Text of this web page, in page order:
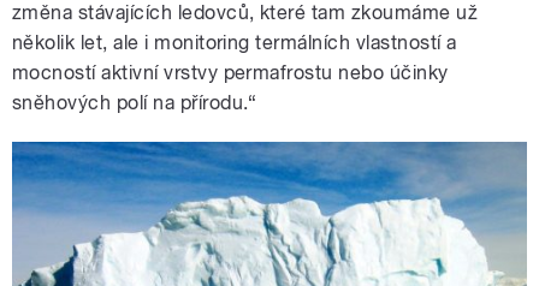
změna stávajících ledovců, které tam zkoumáme už
několik let, ale i monitoring termálních vlastností a
mocností aktivní vrstvy permafrostu nebo účinky
sněhových polí na přírodu.“